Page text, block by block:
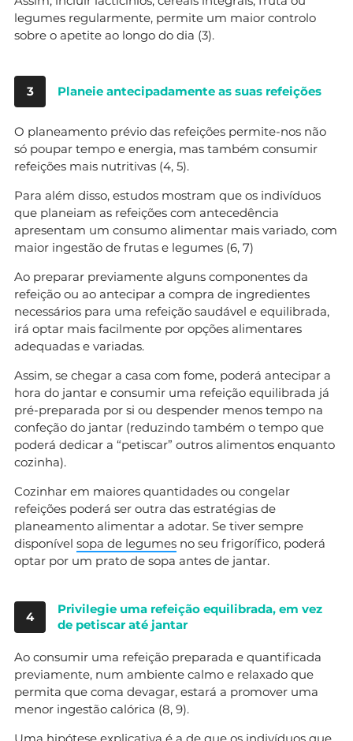
legumes regularmente, permite um maior controlo
sobre o apetite ao longo do dia (3).
3 Planeie antecipadamente as suas refeições
O planeamento prévio das refeições permite-nos não
só poupar tempo e energia, mas também consumir
refeições mais nutritivas (4, 5).
Para além disso, estudos mostram que os indivíduos
que planeiam as refeições com antecedência
apresentam um consumo alimentar mais variado, com
maior ingestão de frutas e legumes (6, 7)
Ao preparar previamente alguns componentes da
refeição ou ao antecipar a compra de ingredientes
necessários para uma refeição saudável e equilibrada,
irá optar mais facilmente por opções alimentares
adequadas e variadas.
Assim, se chegar a casa com fome, poderá antecipar a
hora do jantar e consumir uma refeição equilibrada já
pré-preparada por si ou despender menos tempo na
confeção do jantar (reduzindo também o tempo que
poderá dedicar a “petiscar” outros alimentos enquanto
cozinha).
Cozinhar em maiores quantidades ou congelar
refeições poderá ser outra das estratégias de
planeamento alimentar a adotar. Se tiver sempre
disponível sopa de legumes no seu frigorífico, poderá
optar por um prato de sopa antes de jantar.
4
Privilegie uma refeição equilibrada, em vez
de petiscar até jantar
Ao consumir uma refeição preparada e quantificada
previamente, num ambiente calmo e relaxado que
permita que coma devagar, estará a promover uma
menor ingestão calórica (8, 9).
Uma hipótese explicativa é a de que os indivíduos que